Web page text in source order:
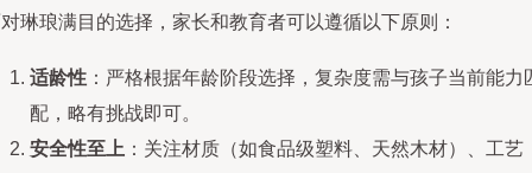
琳琅满目的选择，家长和教育者可以遵循以下原则：
适龄性 ：严格根据年龄阶段选择，复杂度需与孩子当前能力
配，略有挑战即可。
安全性至上 ：关注材质（如食品级塑料、天然木材）、工艺